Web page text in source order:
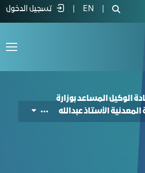
والثروة المعدنية
EN تسجيل الدخول
الوكيل المساعد بوزارة
المعدنية الأستاذ عبدالله